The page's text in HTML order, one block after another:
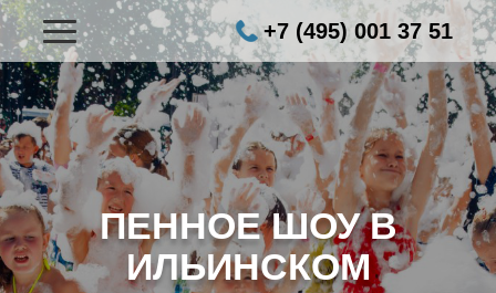
+7 (495) 001 37 51
ПЕННОЕ ШОУ В
ИЛЬИНСКОМ